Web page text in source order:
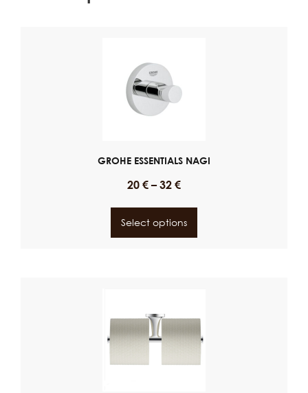
GROHE ESSENTIALS NAGI
20 € – 32 €
Select options